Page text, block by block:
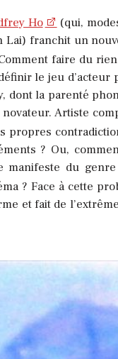
Ho
(qui,
Lai) franchit un
faire du
le jeu d’acteur
la parenté
Artiste
propres
? Ou,
manifeste du
? Face à cette
et fait de